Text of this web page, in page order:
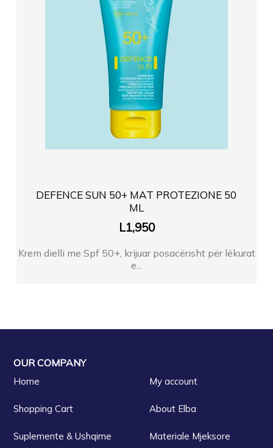
DEFENCE SUN 50+ MAT PROTEZIONE 50
ML
L1,950
Krem dielli me Spf 50+, krijuar posacërisht për lëkurat
e...
OUR COMPANY
Home My account
Shopping Cart About Elba
Suplemente & Ushqime Materiale Mjeksore